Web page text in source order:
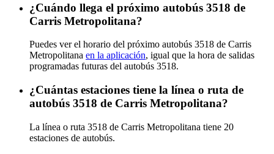
¿Cuándo llega el próximo autobús 3518 de
Carris Metropolitana?
Puedes ver el horario del próximo autobús 3518 de Carris
Metropolitana en la aplicación, igual que la hora de salidas
programadas futuras del autobús 3518.
¿Cuántas estaciones tiene la línea o ruta de
autobús 3518 de Carris Metropolitana?
La línea o ruta 3518 de Carris Metropolitana tiene 20
estaciones de autobús.